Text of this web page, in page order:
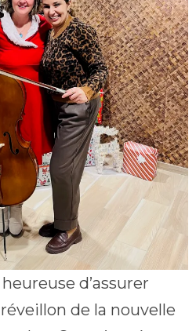
d’assurer
de la nouvelle